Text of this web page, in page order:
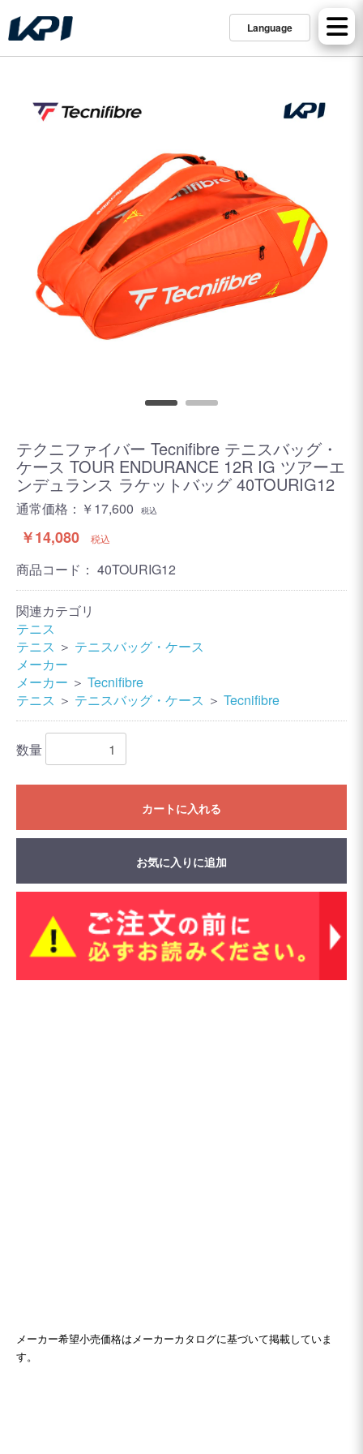
Language
テクニファイバー Tecnifibre テニスバッグ・
ケース TOUR ENDURANCE 12R IG ツアーエ
ンデュランス ラケットバッグ 40TOURIG12
通常価格：￥17,600 税込
￥14,080 税込
商品コード： 40TOURIG12
関連カテゴリ
テニス
テニス ＞ テニスバッグ・ケース
メーカー
メーカー ＞ Tecnifibre
テニス ＞ テニスバッグ・ケース ＞ Tecnifibre
数量
カートに入れる
お気に入りに追加
メーカー希望小売価格はメーカーカタログに基づいて掲載していま
す。